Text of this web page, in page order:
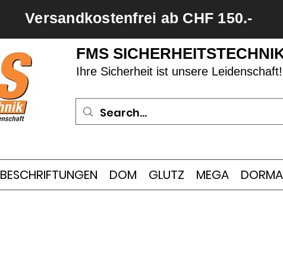
Versandkostenfrei ab CHF 150.-
FMS
Ihre Sicherheit ist unsere Leidenschaft!
BESCHRIFTUNGEN DOM GLUTZ MEGA